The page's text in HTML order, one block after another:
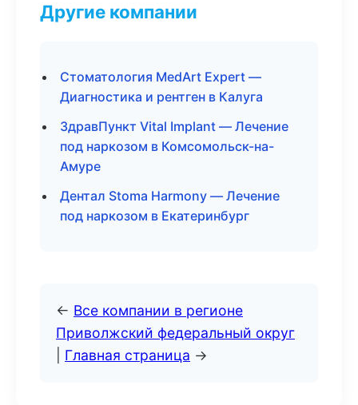
Другие компании
Стоматология MedArt Expert —
Диагностика и рентген в Калуга
ЗдравПункт Vital Implant — Лечение
под наркозом в Комсомольск-на-
Амуре
Дентал Stoma Harmony — Лечение
под наркозом в Екатеринбург
← Все компании в регионе
Приволжский федеральный округ
Главная страница →